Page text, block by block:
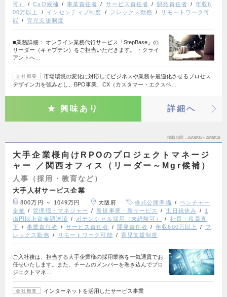
可）
CxO候補 事業責任者 サービス責任者 開発責任者
年収6
00万以上
インセンティブ制度 フレックス勤務
リモートワーク可
能
育児支援制度
■業務詳細： オンライン業務代行サービス「StepBase」の
リーダー（キャプテン）をご担当いただきます。 ・クライ
アントへ…
会社概要
市場環境の変化に対応してビジネスや業務を最適化させるプロセス
デザイン力を強みとし、BPO事業、CX（カスタマー・エクスペ…
興味あり 詳細へ
掲載期間 26/08/05～26/08/18
大手企業様向けRPOのプロジェクトマネージ
ャー ／関西オフィス（リーダー～Mgr候補）
人事（採用・教育など）
大手人材サービス企業
800万円 ～ 1049万円 大阪府 株式公開準備
ベンチャー
企業
管理職・マネジャー 新規事業・新サービス 土日祝休み
1
億円以上資金調達済
ポテンシャル採用（未経験可）
社長・役員直
下
事業責任者 サービス責任者 開発責任者 年収600万以上
フ
レックス勤務
リモートワーク可能 育児支援制度
ご入社後は、担当する大手企業様の採用業務を一気通貫でお
任せいたします。また、チームのメンバーを巻き込んでプロ
ジェクトマネ…
会社概要 インターネットを活用したサービス事業